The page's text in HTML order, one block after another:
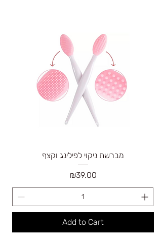
מברשת ניקוי לפילינג וקצף
Price
₪39.00
Add to Cart